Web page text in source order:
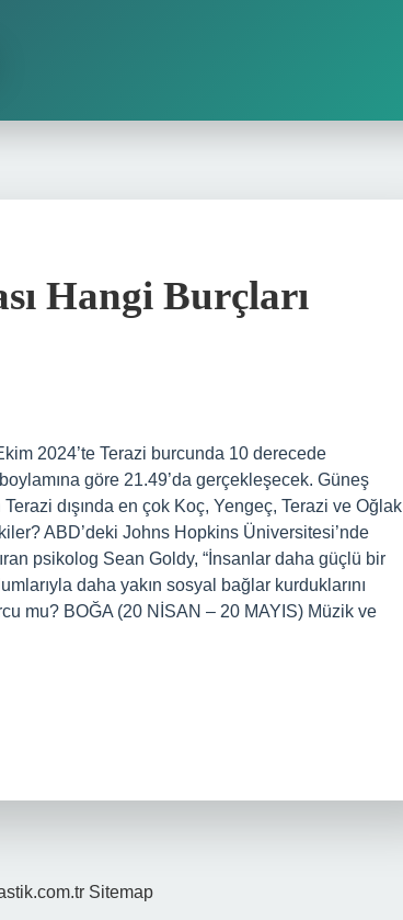
Hangi Burçları
2024’te Terazi burcunda 10 derecede
göre 21.49’da gerçekleşecek. Güneş
dışında en çok Koç, Yengeç, Terazi ve Oğlak
ABD’deki Johns Hopkins Üniversitesi’nde
psikolog Sean Goldy, “İnsanlar daha güçlü bir
daha yakın sosyal bağlar kurduklarını
mu? BOĞA (20 NİSAN – 20 MAYIS) Müzik ve
Sitemap